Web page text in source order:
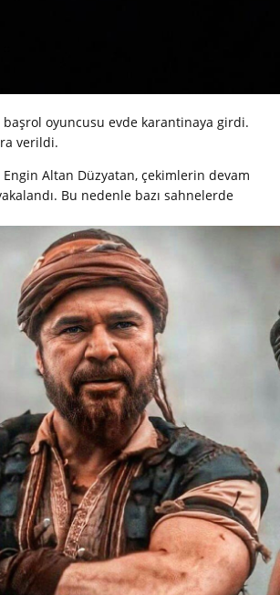
oyuncusu evde karantinaya girdi.
verildi.
Altan Düzyatan, çekimlerin devam
Bu nedenle bazı sahnelerde